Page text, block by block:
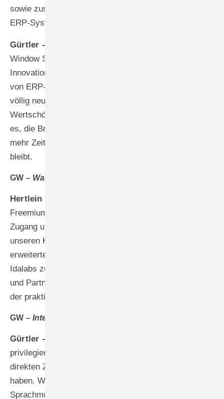
sowie zusätzliche digitale Services, die nahtlos in das
ERP-System integriert werden.
Gürtler –
Window Solutions eröffnet uns
Innovationsmöglichkeiten. Durch die enge Verzahnung
von ERP-System und Herstellerdaten erreichen wir
völlig neue Automatisierungsgrade in der
Wertschöpfungskette. Unser übergeordnetes Ziel ist
es, die Branche so intelligent zu digitalisieren, dass
mehr Zeit für die Kernkompetenzen in den Betrieben
bleibt.
GW –Was kostet die Lösung den Fensterbauer?
Hertlein –
Freemium-Ansatz. Die Basis-Plattform mit digitalem
Zugang und Single-Sign-On-Funktionalität stellen wir
unseren Kunden kostenfrei zur Verfügung. Für
erweiterte Module arbeiten wir partnerschaftlich mit
Idalabs zusammen und sprechen gemeinsam Kunden
und Partner an. So minimieren wir Einstiegshürden,
der praktische Mehrwert wird gleich offensichtlich.
GW –Integrieren Sie KI-Funktionen?
Gürtler –
privilegierten Position für KI-Anwendungen, da wir
direkten Zugang zu strukturierten Unternehmensdaten
haben. Wir entwickeln derzeit Schnittstellen, die es
Sprachmodellen ermöglichen, direkt auf ERP-Daten